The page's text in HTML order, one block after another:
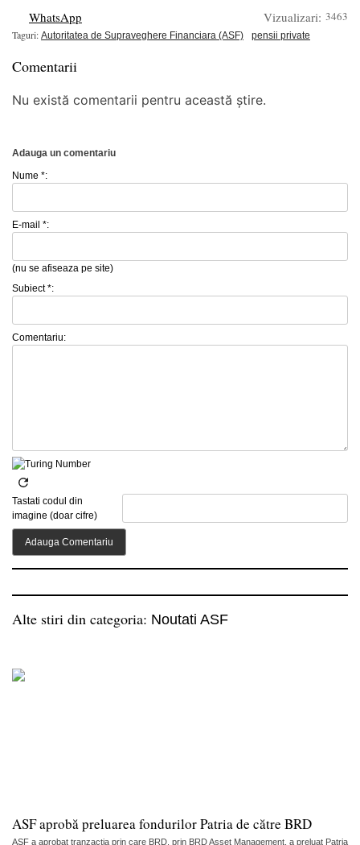
WhatsApp
Vizualizari: 3463
Taguri: Autoritatea de Supraveghere Financiara (ASF) pensii private
Comentarii
Nu există comentarii pentru această știre.
Adauga un comentariu
Nume *:
E-mail *:
(nu se afiseaza pe site)
Subiect *:
Comentariu:
Tastati codul din
imagine (doar cifre)
Alte stiri din categoria: Noutati ASF
ASF aprobă preluarea fondurilor Patria de către BRD
ASF a aprobat tranzacția prin care BRD, prin BRD Asset Management, a preluat Patria